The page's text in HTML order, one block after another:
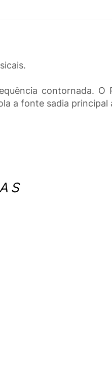
contornada. O
a fonte sadia